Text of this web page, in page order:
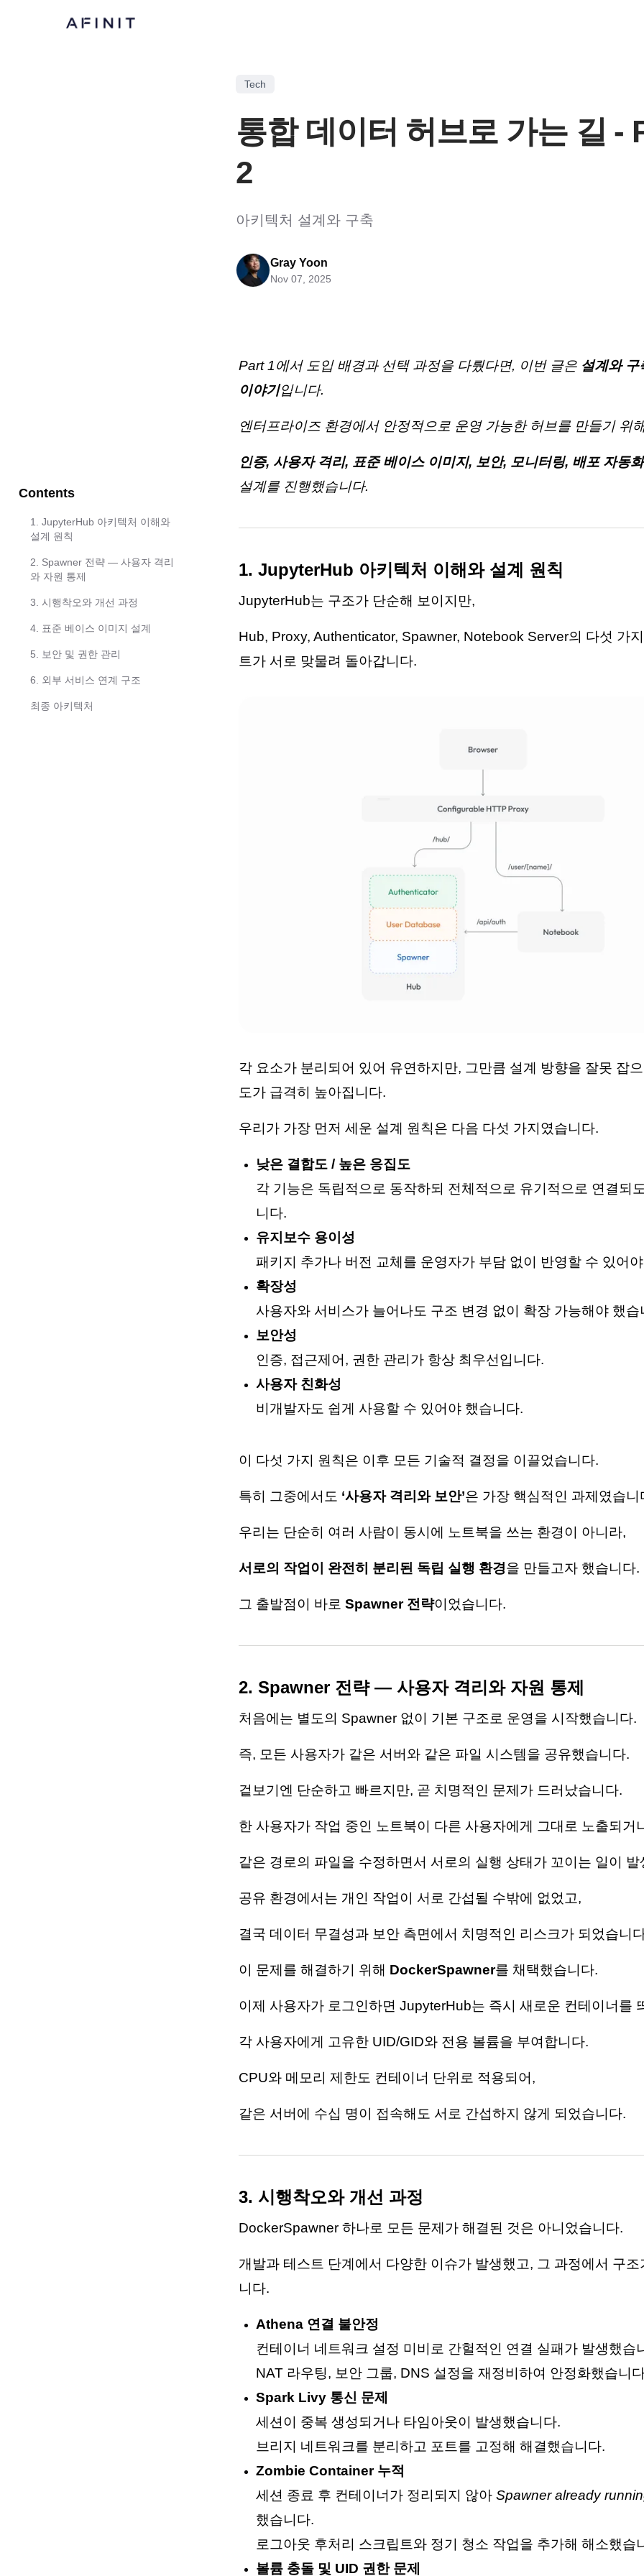
Tech
통합 데이터 허브로 가는 길 -
2
아키텍처 설계와 구축
Gray Yoon
Nov 07, 2025
Part 1에서 도입 배경과 선택 과정을 다뤘다면, 이번 글은 설계와 구
이야기입니다.
엔터프라이즈 환경에서 안정적으로 운영 가능한 허브를 만들기 위
인증, 사용자 격리, 표준 베이스 이미지, 보안, 모니터링, 배포 자동화
설계를 진행했습니다.
1. JupyterHub 아키텍처 이해와 설계 원칙
JupyterHub는 구조가 단순해 보이지만,
Hub, Proxy, Authenticator, Spawner, Notebook Server의 다섯 가
트가 서로 맞물려 돌아갑니다.
각 요소가 분리되어 있어 유연하지만, 그만큼 설계 방향을 잘못 잡
도가 급격히 높아집니다.
우리가 가장 먼저 세운 설계 원칙은 다음 다섯 가지였습니다.
낮은 결합도 / 높은 응집도
각 기능은 독립적으로 동작하되 전체적으로 유기적으로 연결되
니다.
유지보수 용이성
패키지 추가나 버전 교체를 운영자가 부담 없이 반영할 수 있어
확장성
사용자와 서비스가 늘어나도 구조 변경 없이 확장 가능해야 했습
보안성
인증, 접근제어, 권한 관리가 항상 최우선입니다.
사용자 친화성
비개발자도 쉽게 사용할 수 있어야 했습니다.
이 다섯 가지 원칙은 이후 모든 기술적 결정을 이끌었습니다.
특히 그중에서도 ‘사용자 격리와 보안’은 가장 핵심적인 과제였습니
우리는 단순히 여러 사람이 동시에 노트북을 쓰는 환경이 아니라,
서로의 작업이 완전히 분리된 독립 실행 환경을 만들고자 했습니다.
그 출발점이 바로 Spawner 전략이었습니다.
2. Spawner 전략 — 사용자 격리와 자원 통제
처음에는 별도의 Spawner 없이 기본 구조로 운영을 시작했습니다.
즉, 모든 사용자가 같은 서버와 같은 파일 시스템을 공유했습니다.
겉보기엔 단순하고 빠르지만, 곧 치명적인 문제가 드러났습니다.
한 사용자가 작업 중인 노트북이 다른 사용자에게 그대로 노출되거
같은 경로의 파일을 수정하면서 서로의 실행 상태가 꼬이는 일이 발
공유 환경에서는 개인 작업이 서로 간섭될 수밖에 없었고,
결국 데이터 무결성과 보안 측면에서 치명적인 리스크가 되었습니
이 문제를 해결하기 위해 DockerSpawner를 채택했습니다.
이제 사용자가 로그인하면 JupyterHub는 즉시 새로운 컨테이너를
각 사용자에게 고유한 UID/GID와 전용 볼륨을 부여합니다.
CPU와 메모리 제한도 컨테이너 단위로 적용되어,
같은 서버에 수십 명이 접속해도 서로 간섭하지 않게 되었습니다.
3. 시행착오와 개선 과정
DockerSpawner 하나로 모든 문제가 해결된 것은 아니었습니다.
개발과 테스트 단계에서 다양한 이슈가 발생했고, 그 과정에서 구조
니다.
Athena 연결 불안정
컨테이너 네트워크 설정 미비로 간헐적인 연결 실패가 발생했습
NAT 라우팅, 보안 그룹, DNS 설정을 재정비하여 안정화했습니
Spark Livy 통신 문제
세션이 중복 생성되거나 타임아웃이 발생했습니다.
브리지 네트워크를 분리하고 포트를 고정해 해결했습니다.
Zombie Container 누적
세션 종료 후 컨테이너가 정리되지 않아 Spawner already
했습니다.
로그아웃 후처리 스크립트와 정기 청소 작업을 추가해 해소했습
볼륨 충돌 및 UID 권한 문제
Contents
1. JupyterHub 아키텍처 이해와
설계 원칙
2. Spawner 전략 — 사용자 격리
와 자원 통제
3. 시행착오와 개선 과정
4. 표준 베이스 이미지 설계
5. 보안 및 권한 관리
6. 외부 서비스 연계 구조
최종 아키텍처